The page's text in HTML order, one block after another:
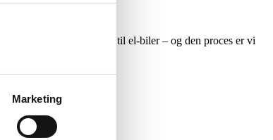
Marketing
at skifte vores bilpark til el-biler – og den proces er vi